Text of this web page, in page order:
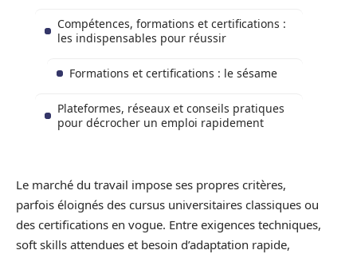
Compétences, formations et certifications :
les indispensables pour réussir
Formations et certifications : le sésame
Plateformes, réseaux et conseils pratiques
pour décrocher un emploi rapidement
Le marché du travail impose ses propres critères,
parfois éloignés des cursus universitaires classiques ou
des certifications en vogue. Entre exigences techniques,
soft skills attendues et besoin d’adaptation rapide,